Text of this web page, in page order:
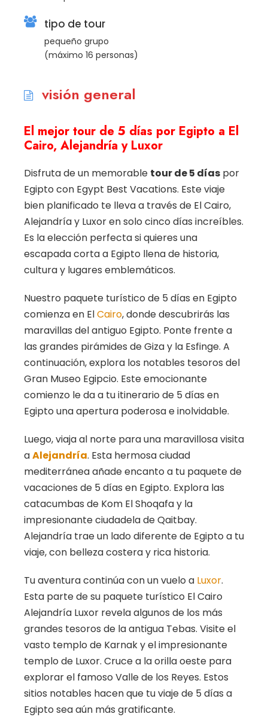
tipo de tour
pequeño grupo
(máximo 16 personas)
visión general
El mejor tour de 5 días por Egipto a El
Cairo, Alejandría y Luxor
Disfruta de un memorable tour de 5 días por
Egipto con Egypt Best Vacations. Este viaje
bien planificado te lleva a través de El Cairo,
Alejandría y Luxor en solo cinco días increíbles.
Es la elección perfecta si quieres una
escapada corta a Egipto llena de historia,
cultura y lugares emblemáticos.
Nuestro paquete turístico de 5 días en Egipto
comienza en ElCairo, donde descubrirás las
maravillas del antiguo Egipto. Ponte frente a
las grandes pirámides de Giza y la Esfinge. A
continuación, explora los notables tesoros del
Gran Museo Egipcio. Este emocionante
comienzo le da a tu itinerario de 5 días en
Egipto una apertura poderosa e inolvidable.
Luego, viaja al norte para una maravillosa visita
aAlejandría. Esta hermosa ciudad
mediterránea añade encanto a tu paquete de
vacaciones de 5 días en Egipto. Explora las
catacumbas de Kom El Shoqafa y la
impresionante ciudadela de Qaitbay.
Alejandría trae un lado diferente de Egipto a tu
viaje, con belleza costera y rica historia.
Tu aventura continúa con un vuelo a Luxor.
Esta parte de su paquete turístico El Cairo
Alejandría Luxor revela algunos de los más
grandes tesoros de la antigua Tebas. Visite el
vasto templo de Karnak y el impresionante
templo de Luxor. Cruce a la orilla oeste para
explorar el famoso Valle de los Reyes. Estos
sitios notables hacen que tu viaje de 5 días a
Egipto sea aún más gratificante.